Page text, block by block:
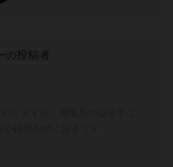
の投稿者